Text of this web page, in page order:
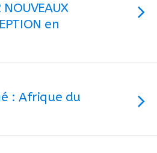
en
: Afrique du